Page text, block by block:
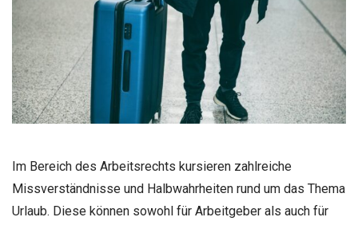
Im Bereich des Arbeitsrechts kursieren zahlreiche
Missverständnisse und Halbwahrheiten rund um das Thema
Urlaub. Diese können sowohl für Arbeitgeber als auch für